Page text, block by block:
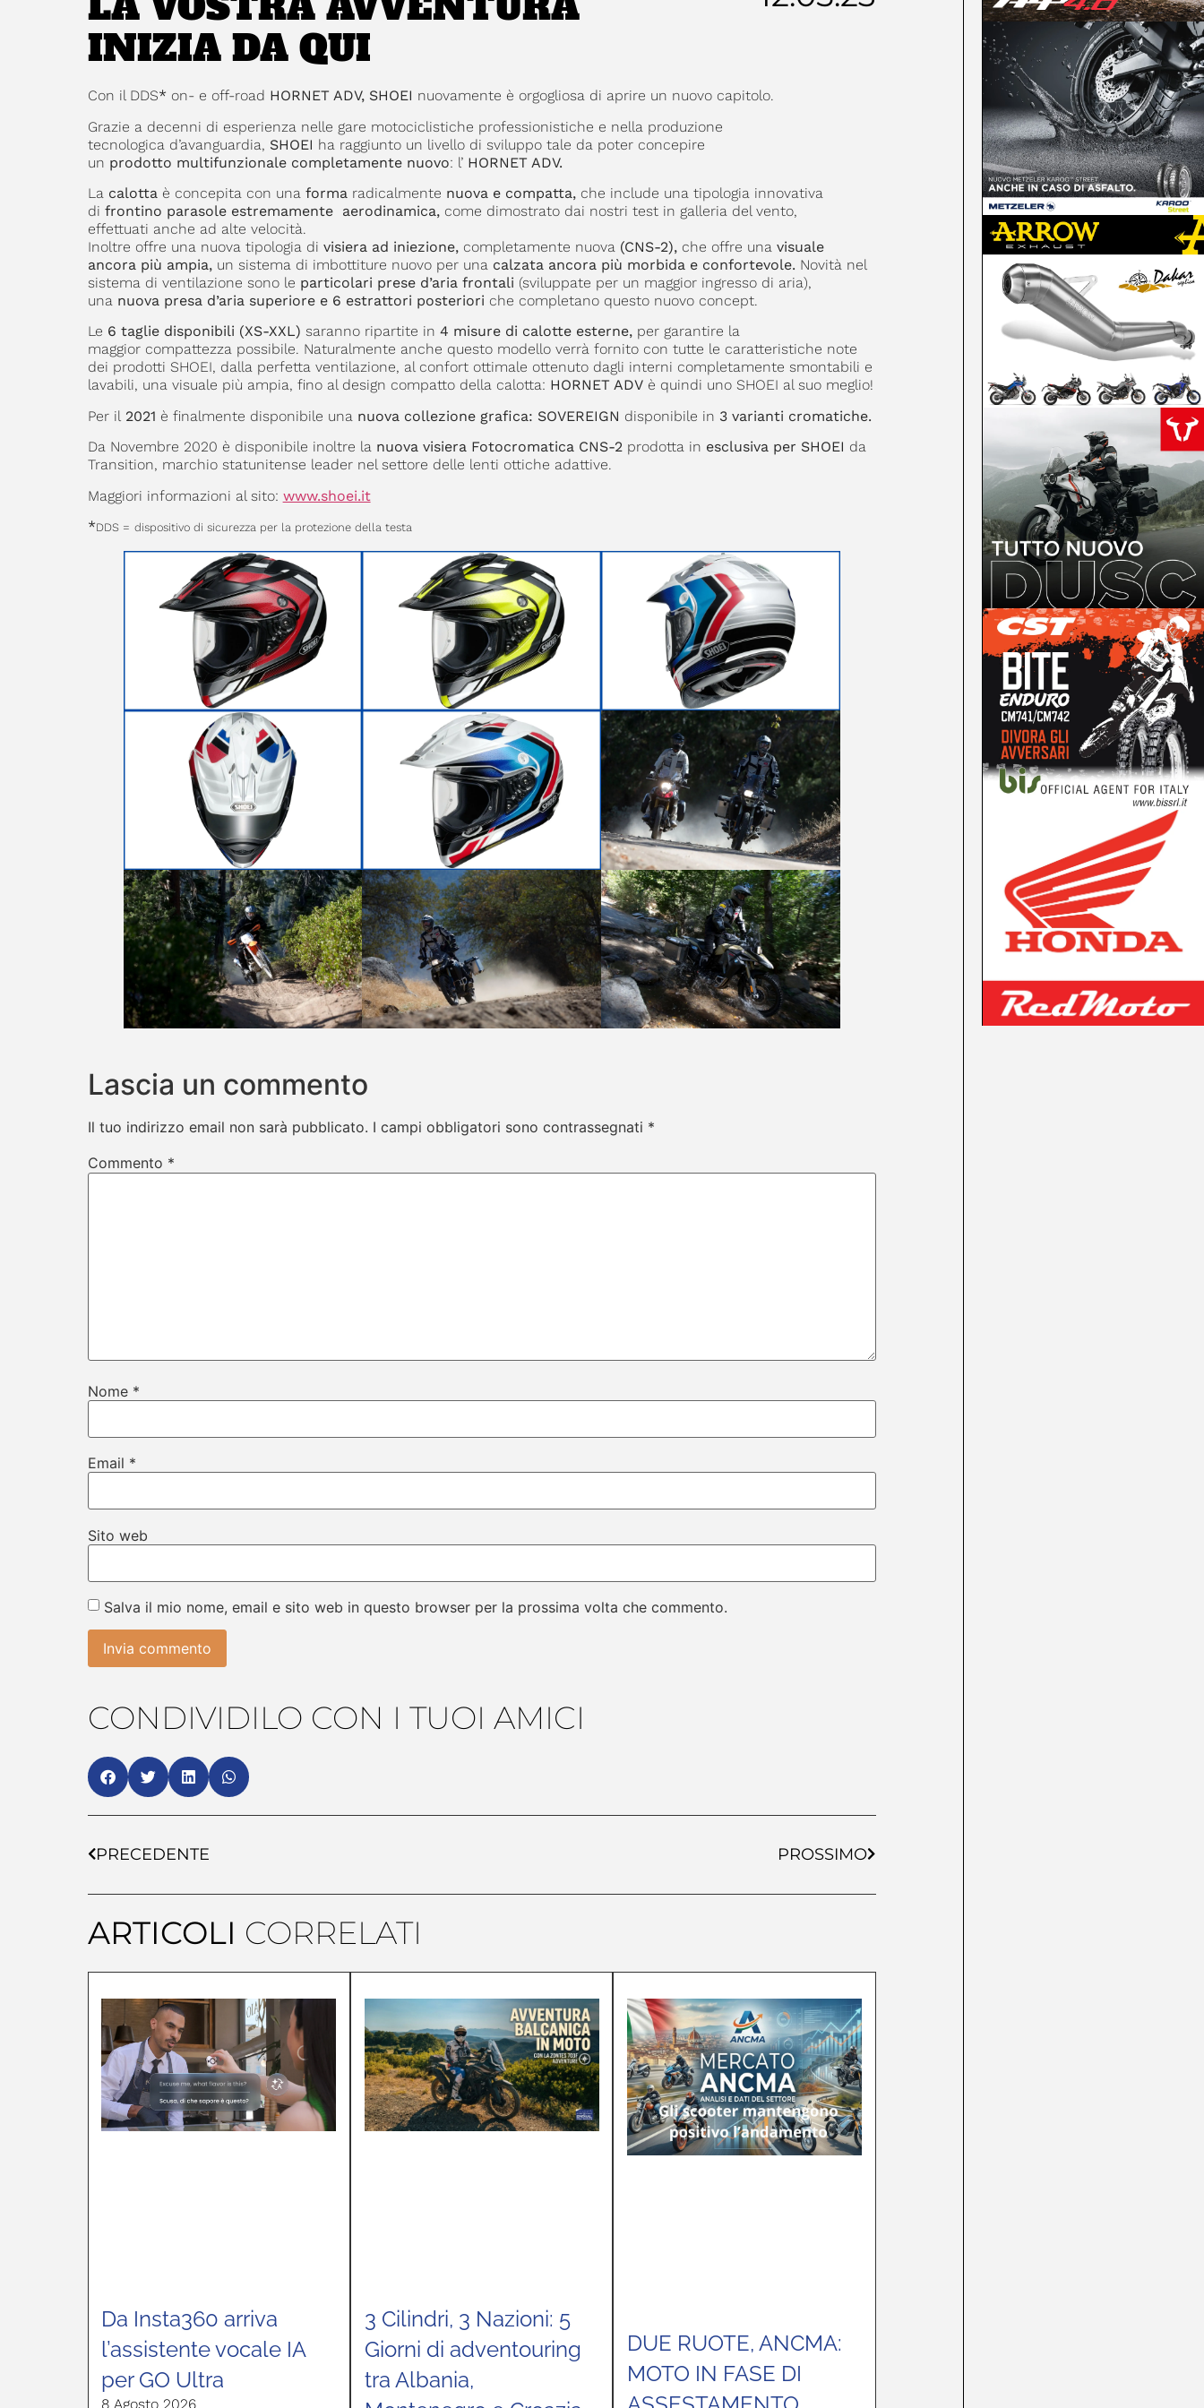
INIZIA DA QUI
Con il DDS* on- e off-road HORNET ADV, SHOEI nuovamente è orgogliosa di aprire un nuovo capitolo.
Grazie a decenni di esperienza nelle gare motociclistiche professionistiche e nella produzione
tecnologica d’avanguardia, SHOEI ha raggiunto un livello di sviluppo tale da poter concepire
un prodotto multifunzionale completamente nuovo: l’ HORNET ADV.
La calottaè concepita con una formaradicalmente nuova e compatta, che include una tipologia innovativa
di frontino parasole estremamente aerodinamica, come dimostrato dai nostri test in galleria del vento,
effettuati anche ad alte velocità.
Inoltre offre una nuova tipologia di visiera ad iniezione, completamente nuova (CNS-2),che offre una visuale
ancora più ampia, un sistema di imbottiture nuovo per una calzata ancora più morbida e confortevole. Novità nel
sistema di ventilazione sono le particolari prese d’aria frontali (sviluppate per un maggior ingresso di aria),
una nuova presa d’aria superiore e 6 estrattori posteriori che completano questo nuovo concept.
Le 6 taglie disponibili (XS-XXL) saranno ripartite in 4 misure di calotte esterne,per garantire la
maggior compattezza possibile. Naturalmente anche questo modello verrà fornito con tutte le caratteristiche note
dei prodotti SHOEI, dalla perfetta ventilazione, al confort ottimale ottenuto dagli interni completamente smontabili e
lavabili, una visuale più ampia, fino al design compatto della calotta: HORNET ADV è quindi uno SHOEI al suo meglio!
Per il 2021 è finalmente disponibile una nuova collezione grafica: SOVEREIGN disponibile in 3 varianti cromatiche.
Da Novembre 2020 è disponibile inoltre la nuova visiera Fotocromatica CNS-2 prodotta in esclusiva per SHOEI da
Transition, marchio statunitense leader nel settore delle lenti ottiche adattive.
Maggiori informazioni al sito: www.shoei.it
*DDS = dispositivo di sicurezza per la protezione della testa
Lascia un commento
Il tuo indirizzo email non sarà pubblicato. I campi obbligatori sono contrassegnati *
Commento *
Nome *
Email *
Sito web
Salva il mio nome, email e sito web in questo browser per la prossima volta che commento.
CONDIVIDILO CON I TUOI AMICI
PRECEDENTE PROSSIMO
ARTICOLI CORRELATI
Da Insta360 arriva
l’assistente vocale IA
per GO Ultra
8 Agosto 2026
3 Cilindri, 3 Nazioni: 5
Giorni di adventouring
tra Albania,
DUE RUOTE, ANCMA:
MOTO IN FASE DI